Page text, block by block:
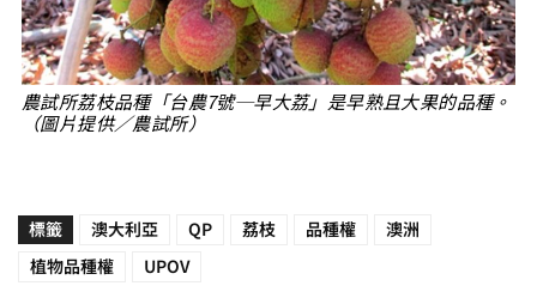
農試所荔枝品種「台農7號─早大荔」是早熟且大果的品種。
（圖片提供／農試所）
標籤 澳大利亞 QP 荔枝 品種權 澳洲
植物品種權 UPOV